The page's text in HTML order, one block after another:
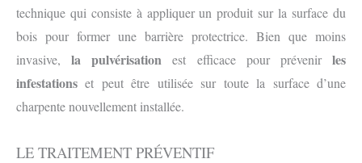
technique qui consiste à appliquer un produit sur la surface du
bois pour former une barrière protectrice. Bien que moins
invasive,la pulvérisation est efficace pour prévenirles
infestations et peut être utilisée sur toute la surface d’une
charpente nouvellement installée.
LE TRAITEMENT PRÉVENTIF